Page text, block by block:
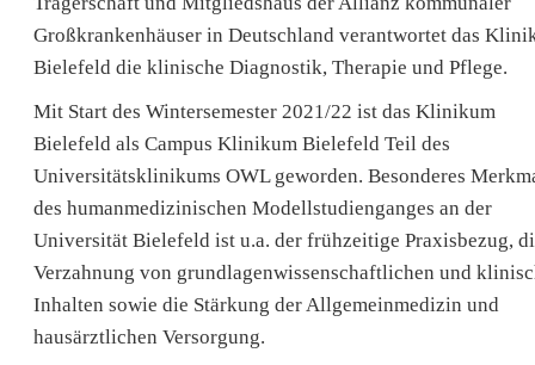
Großkrankenhäuser in Deutschland verantwortet das
Bielefeld die klinische Diagnostik, Therapie und Pflege.
Mit Start des Wintersemester 2021/22 ist das Klinikum
Bielefeld als Campus Klinikum Bielefeld Teil des
Universitätsklinikums OWL geworden. Besonderes
des humanmedizinischen Modellstudienganges an der
Universität Bielefeld ist u.a. der frühzeitige Praxisbezug,
Verzahnung von grundlagenwissenschaftlichen und
Inhalten sowie die Stärkung der Allgemeinmedizin und
hausärztlichen Versorgung.